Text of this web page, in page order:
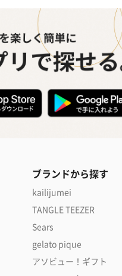
ブランドから探す
kailijumei
TANGLE TEEZER
Sears
gelato pique
アソビュー！ギフト